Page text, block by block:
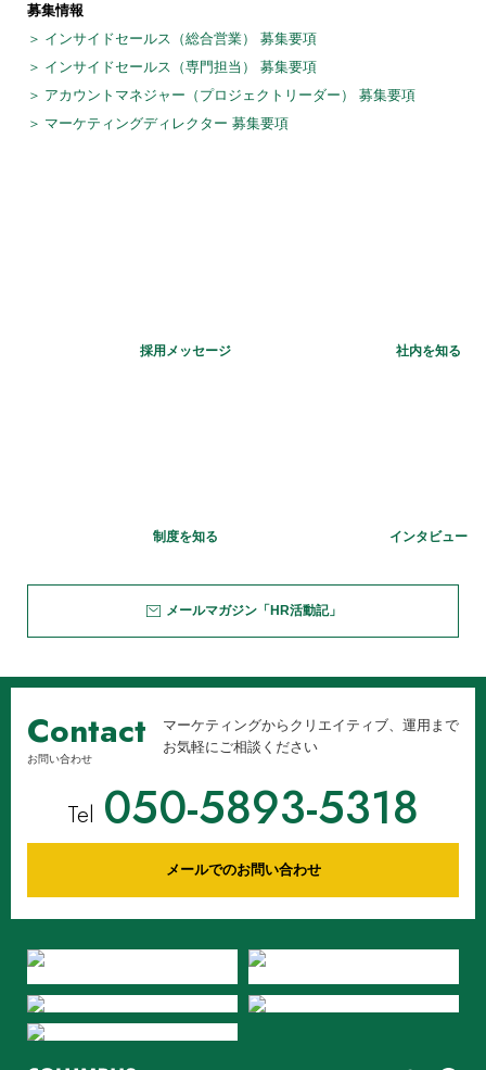
募集情報
インサイドセールス（総合営業） 募集要項
インサイドセールス（専門担当） 募集要項
アカウントマネジャー（プロジェクトリーダー） 募集要項
マーケティングディレクター 募集要項
採用メッセージ 社内を知る
制度を知る インタビュー
メールマガジン「HR活動記」
Contact
お問い合わせ
マーケティングからクリエイティブ、運用まで
お気軽にご相談ください
Tel 050-5893-5318
メールでのお問い合わせ